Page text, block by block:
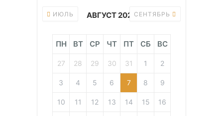
ИЮЛЬ АВГУСТ 2026СЕНТЯБРЬ
ПН ВТ СР ЧТ ПТ СБ ВС
27 28 29 30 31 1 2
3 4 5 6 7 8 9
10 11 12 13 14 15 16